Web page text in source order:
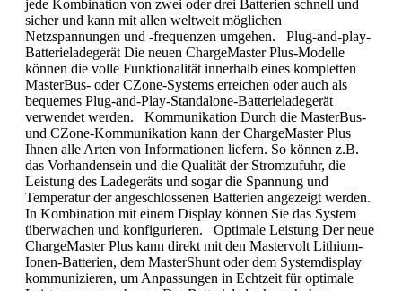
jede Kombination von zwei oder drei Batterien schnell und
sicher und kann mit allen weltweit möglichen
Netzspannungen und -frequenzen umgehen. Plug-and-play-
Batterieladegerät Die neuen ChargeMaster Plus-Modelle
können die volle Funktionalität innerhalb eines kompletten
MasterBus- oder CZone-Systems erreichen oder auch als
bequemes Plug-and-Play-Standalone-Batterieladegerät
verwendet werden. Kommunikation Durch die MasterBus-
und CZone-Kommunikation kann der ChargeMaster Plus
Ihnen alle Arten von Informationen liefern. So können z.B.
das Vorhandensein und die Qualität der Stromzufuhr, die
Leistung des Ladegeräts und sogar die Spannung und
Temperatur der angeschlossenen Batterien angezeigt werden.
In Kombination mit einem Display können Sie das System
überwachen und konfigurieren. Optimale Leistung Der neue
ChargeMaster Plus kann direkt mit den Mastervolt Lithium-
Ionen-Batterien, dem MasterShunt oder dem Systemdisplay
kommunizieren, um Anpassungen in Echtzeit für optimale